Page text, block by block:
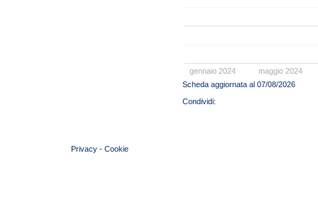
gennaio 2024 maggio 2024
Scheda aggiornata al 07/08/2026
Privacy - Cookie